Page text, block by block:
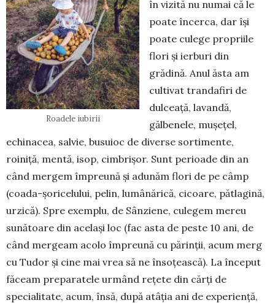
Roadele iubirii
în vizită nu numai că le
poate încerca, dar își
poate culege propriile
flori și ierburi din
grădină. Anul ăsta am
cultivat trandafiri de
dulceață, lavandă,
gălbenele, mu­șețel,
echinacea, sal­vie, busuioc de diverse sor­timente,
roiniță, mentă, isop, cimbrișor. Sunt perioade din an
când mer­gem împreună și adu­năm flori de pe câmp
(coada-șorice­lului, pelin, lumânărică, ci­coare, pătlagină,
ur­zică). Spre exemplu, de Sânziene, culegem me­reu
sunătoare din ace­lași loc (fac asta de peste 10 ani, de
când mer­geam acolo împreună cu părinții, acum merg
cu Tudor și cine mai vrea să ne însoțească). La început
făceam preparatele urmând rețete din cărți de
specialitate, acum, însă, după atâția ani de experiență,